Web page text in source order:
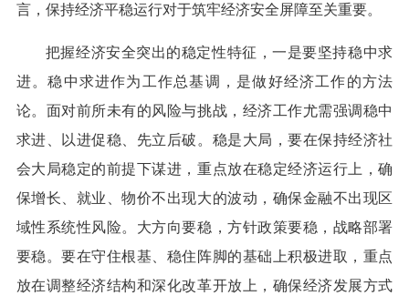
言，保持经济平稳运行对于筑牢经济安全屏障至关重要。
把握经济安全突出的稳定性特征，一是要坚持稳中求
进。稳中求进作为工作总基调，是做好经济工作的方法
论。面对前所未有的风险与挑战，经济工作尤需强调稳中
求进、以进促稳、先立后破。稳是大局，要在保持经济社
会大局稳定的前提下谋进，重点放在稳定经济运行上，确
保增长、就业、物价不出现大的波动，确保金融不出现区
域性系统性风险。大方向要稳，方针政策要稳，战略部署
要稳。要在守住根基、稳住阵脚的基础上积极进取，重点
放在调整经济结构和深化改革开放上，确保经济发展方式